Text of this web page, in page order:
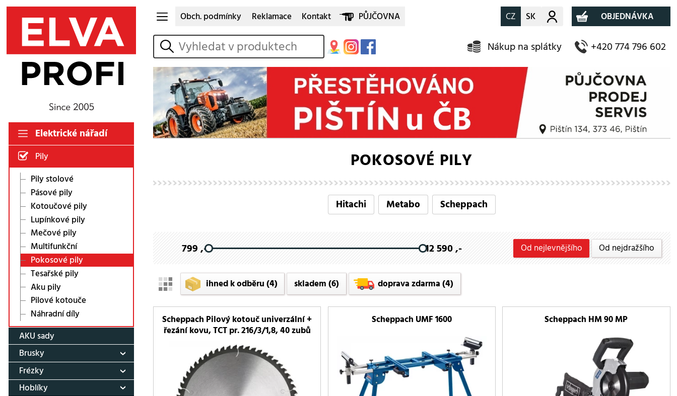
Elektrické nářadí
Pily
Pily stolové
Pásové pily
Kotoučové pily
Lupínkové pily
Mečové pily
Multifunkční
Pokosové pily
Tesařské pily
Aku pily
Pilové kotouče
Náhradní díly
AKU sady
Brusky
Frézky
Hoblíky
Obch. podmínky Reklamace Kontakt PŮJČOVNA CZ SK Můj účet OBJEDNÁVKA
vyhledat Nákup na splátky +420 774 796 602
POKOSOVÉ PILY
Hitachi Metabo Scheppach
799 ,- 12 590 ,- Od nejlevnějšího Od nejdražšího
ihned k odběru(4) skladem(6) doprava zdarma(4)
Scheppach Pilový kotouč univerzální +
řezání kovu, TCT pr. 216/3/1,8, 40 zubů
Scheppach UMF 1600 Scheppach HM 90 MP